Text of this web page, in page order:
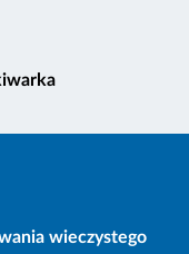
wieczystego